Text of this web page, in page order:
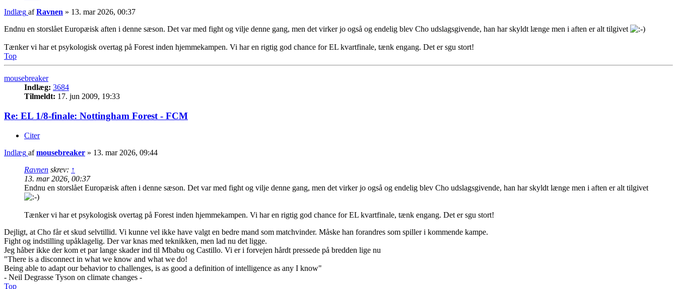
Indlæg afRavnen » 13. mar 2026, 00:37
Endnu en storslået Europæisk aften i denne sæson. Det var med fight og vilje denne gang, men det virker jo også og endelig blev Cho udslagsgivende, han har skyldt længe men i aften er alt tilgivet
Tænker vi har et psykologisk overtag på Forest inden hjemmekampen. Vi har en rigtig god chance for EL kvartfinale, tænk engang. Det er sgu stort!
Top
mousebreaker
Indlæg: 3684
Tilmeldt: 17. jun 2009, 19:33
Re: EL 1/8-finale: Nottingham Forest - FCM
Citer
Indlæg afmousebreaker » 13. mar 2026, 09:44
Ravnen skrev: ↑
13. mar 2026, 00:37
Endnu en storslået Europæisk aften i denne sæson. Det var med fight og vilje denne gang, men det virker jo også og endelig blev Cho udslagsgivende, han har skyldt længe men i aften er alt tilgivet
Tænker vi har et psykologisk overtag på Forest inden hjemmekampen. Vi har en rigtig god chance for EL kvartfinale, tænk engang. Det er sgu stort!
Dejligt, at Cho får et skud selvtillid. Vi kunne vel ikke have valgt en bedre mand som matchvinder. Måske han forandres som spiller i kommende kampe.
Fight og indstilling upåklagelig. Der var knas med teknikken, men lad nu det ligge.
Jeg håber ikke der kom et par lange skader ind til Mbabu og Castillo. Vi er i forvejen hårdt pressede på bredden lige nu
"There is a disconnect in what we know and what we do!
Being able to adapt our behavior to challenges, is as good a definition of intelligence as any I know"
- Neil Degrasse Tyson on climate changes -
Top